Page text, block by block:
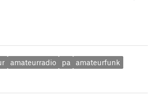
amateurradio pa amateurfunk